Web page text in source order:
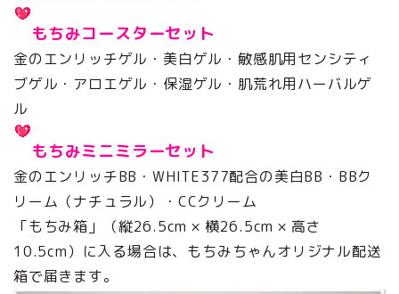
もちみコースターセット
金のエンリッチゲル・美白ゲル・敏感肌用センシティ
ブゲル・アロエゲル・保湿ゲル・肌荒れ用ハーバルゲ
ル
もちみミニミラーセット
金のエンリッチBB・WHITE377配合の美白BB・BBク
リーム（ナチュラル）・CCクリーム
「もちみ箱」（縦26.5cm × 横26.5cm × 高さ
10.5cm）に入る場合は、もちみちゃんオリジナル配送
箱で届きます。